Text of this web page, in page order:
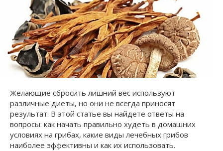
Желающие сбросить лишний вес используют
различные диеты, но они не всегда приносят
результат. В этой статье вы найдете ответы на
вопросы: как начать правильно худеть в домашних
условиях на грибах, какие виды лечебных грибов
наиболее эффективны и как их использовать.